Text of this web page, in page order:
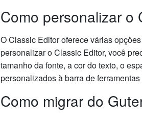
Como personalizar o
O Classic Editor oferece várias
personalizar o Classic Editor, você
tamanho da fonte, a cor do texto, o
personalizados à barra de
Como migrar do